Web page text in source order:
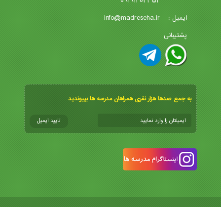
ایمیل : info@madreseha.ir
پشتیبانی
به جمع صدها هزار نفری همراهان مدرسه ها بپیوندید